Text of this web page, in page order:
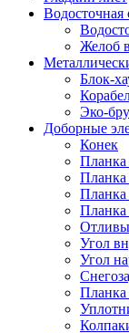
Водосточная
Желоб
Блок-
Эко-
Доборные
Конек
Планка
Планка
Угол
Угол
Планка